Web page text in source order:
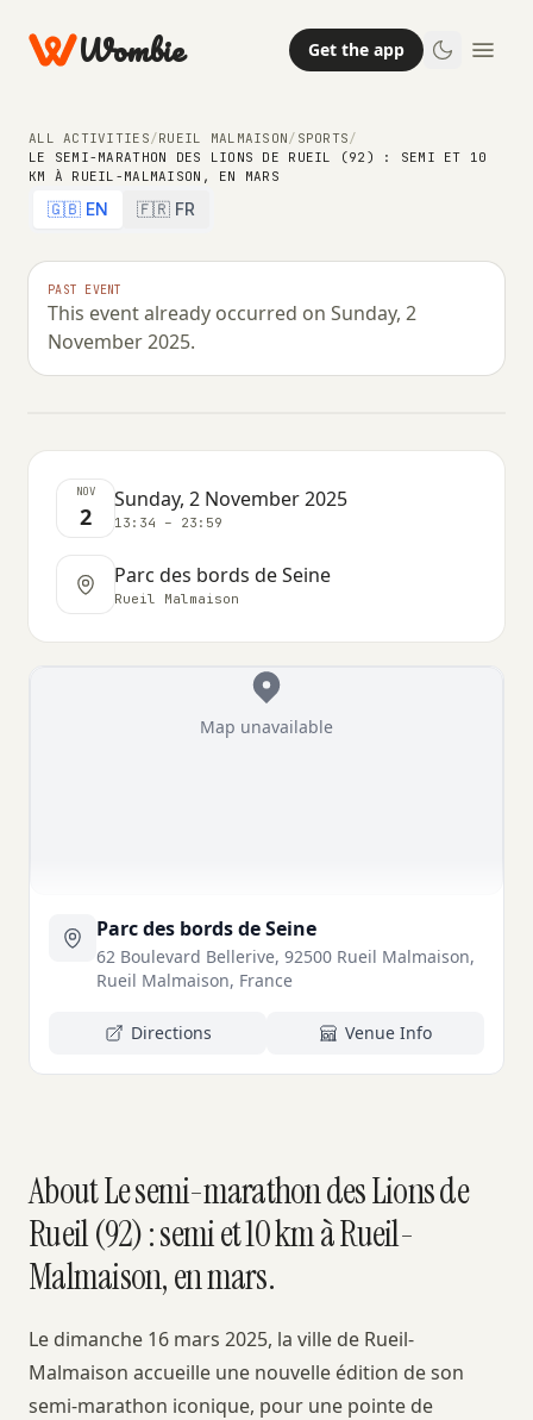
Wombie Get the app
ALL ACTIVITIES/RUEIL MALMAISON/ SPORTS/
LE SEMI-MARATHON DES LIONS DE RUEIL (92) : SEMI ET 10
KM À RUEIL-MALMAISON, EN MARS
🇬🇧 EN 🇫🇷 FR
PAST EVENT
This event already occurred on Sunday, 2
November 2025.
SPORTS
Le semi-marathon des Lions de
Rueil (92) : semi et 10 km à Rueil-
Malmaison, en mars
SUNDAY, 2 NOVEMBER 2025 · 13:34 – 23:59
NOV
2
Sunday, 2 November 2025
13:34 – 23:59
Parc des bords de Seine
Rueil Malmaison
Map unavailable
Parc des bords de Seine
62 Boulevard Bellerive, 92500 Rueil Malmaison,
Rueil Malmaison, France
Directions Venue Info
About Le semi-marathon des Lions de
Rueil (92) : semi et 10 km à Rueil-
Malmaison, en mars.
Le dimanche 16 mars 2025, la ville de Rueil-
Malmaison accueille une nouvelle édition de son
semi-marathon iconique, pour une pointe de